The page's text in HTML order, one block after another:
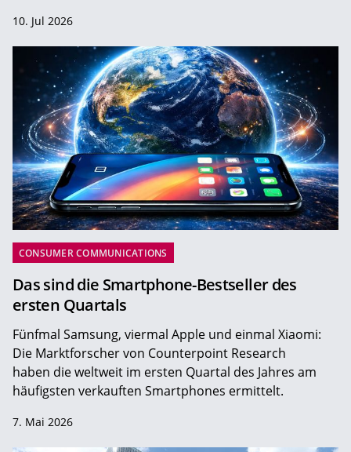
10. Jul 2026
CONSUMER COMMUNICATIONS
Das sind die Smartphone-Bestseller des
ersten Quartals
Fünfmal Samsung, viermal Apple und einmal Xiaomi:
Die Marktforscher von Counterpoint Research
haben die weltweit im ersten Quartal des Jahres am
häufigsten verkauften Smartphones ermittelt.
7. Mai 2026